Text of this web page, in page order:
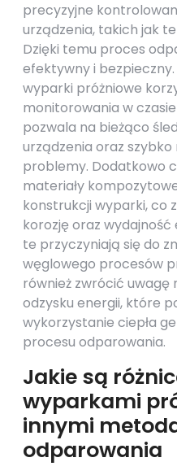
precyzyjne
urządzenia, takich jak
Dzięki temu proces
efektywny i
wyparki próżniowe
monitorowania w
pozwala na bieżąco
urządzenia oraz
problemy. Dodatkowo
materiały
konstrukcji wyparki, co
korozję oraz
te przyczyniają się do
węglowego procesów
również zwrócić uwagę
odzysku energii, które
wykorzystanie ciepła
procesu odparowania.
Jakie są
wyparkami
innymi
odparowania